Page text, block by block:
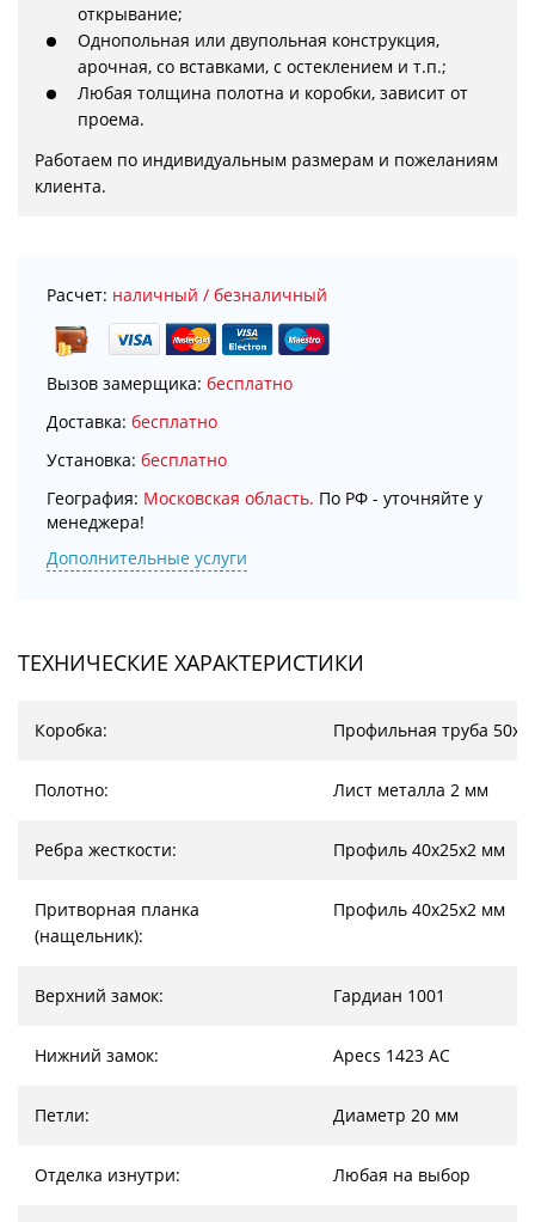
открывание;
Однопольная или двупольная конструкция,
арочная, со вставками, с остеклением и т.п.;
Любая толщина полотна и коробки, зависит от
проема.
Работаем по индивидуальным размерам и пожеланиям
клиента.
Расчет: наличный / безналичный
Вызов замерщика: бесплатно
Доставка: бесплатно
Установка: бесплатно
География: Московская область. По РФ - уточняйте у
менеджера!
Дополнительные услуги
ТЕХНИЧЕСКИЕ ХАРАКТЕРИСТИКИ
Коробка: Профильная труба
Полотно: Лист металла 2 мм
Ребра жесткости: Профиль 40х25х2 мм
Притворная планка
(нащельник):
Профиль 40х25х2 мм
Верхний замок: Гардиан 1001
Нижний замок: Apecs 1423 AC
Петли: Диаметр 20 мм
Отделка изнутри: Любая на выбор